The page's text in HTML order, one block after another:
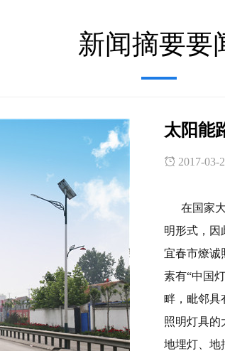
新闻摘要要
太阳能
2017-03-
在国家大
明形式，因
宜春市燎诚
素有“中国
畔，毗邻具
照明灯具的
地埋灯、地